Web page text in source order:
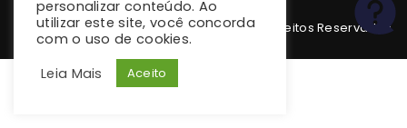
Copyright 2026 climba.com.br. Todos os Direitos Reservados
personalizar conteúdo. Ao
utilizar este site, você concorda
com o uso de cookies.
Leia Mais
Aceito